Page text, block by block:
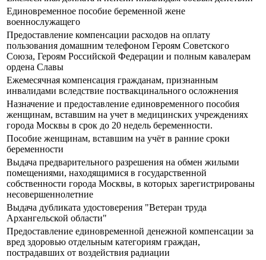
Единовременное пособие беременной жене
военнослужащего
Предоставление компенсации расходов на оплату
пользования домашним телефоном Героям Советского
Союза, Героям Российской Федерации и полным кавалерам
ордена Славы
Ежемесячная компенсация гражданам, признанным
инвалидами вследствие поствакцинального осложнения
Назначение и предоставление единовременного пособия
женщинам, вставшим на учет в медицинских учреждениях
города Москвы в срок до 20 недель беременности.
Пособие женщинам, вставшим на учёт в ранние сроки
беременности
Выдача предварительного разрешения на обмен жилыми
помещениями, находящимися в государственной
собственности города Москвы, в которых зарегистрированы
несовершеннолетние
Выдача дубликата удостоверения "Ветеран труда
Архангельской области"
Предоставление единовременной денежной компенсации за
вред здоровью отдельным категориям граждан,
пострадавших от воздействия радиации